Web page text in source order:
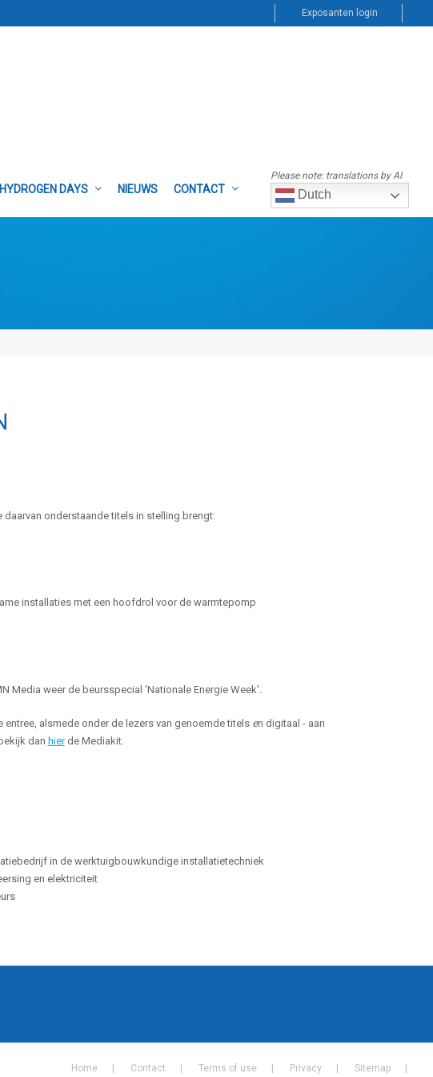
Exposanten login
DAYS NIEUWS CONTACT Dutch
Please note: translations by AI
daarvan onderstaande titels in stelling brengt:
installaties met een hoofdrol voor de warmtepomp
Media weer de beursspecial 'Nationale Energie Week'.
alsmede onder de lezers van genoemde titels en digitaal - aan
dan hierde Mediakit.
in de werktuigbouwkundige installatietechniek
en elektriciteit
Home Contact Terms of use Privacy Sitemap